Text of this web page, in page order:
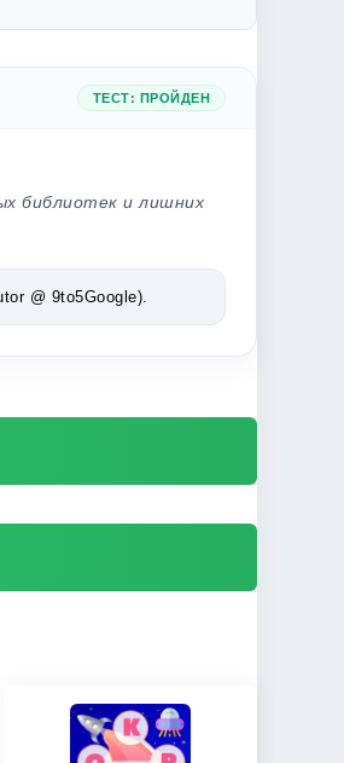
ТЕСТ: ПРОЙДЕН
библиотек и лишних
@ 9to5Google).